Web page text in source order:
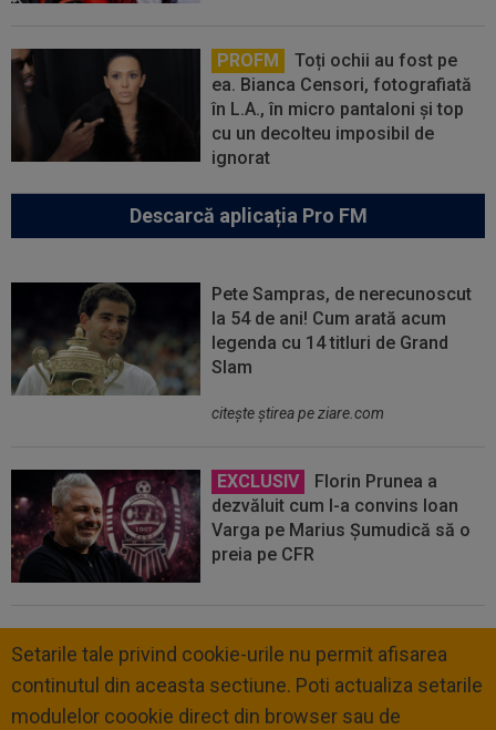
PROFM
Toți ochii au fost pe
ea. Bianca Censori, fotografiată
în L.A., în micro pantaloni și top
cu un decolteu imposibil de
ignorat
Descarcă aplicația Pro FM
Pete Sampras, de nerecunoscut
la 54 de ani! Cum arată acum
legenda cu 14 titluri de Grand
Slam
citeşte ştirea pe ziare.com
EXCLUSIV
Florin Prunea a
dezvăluit cum l-a convins Ioan
Varga pe Marius Șumudică să o
preia pe CFR
Setarile tale privind cookie-urile nu permit afisarea
continutul din aceasta sectiune. Poti actualiza setarile
modulelor coookie direct din browser sau de